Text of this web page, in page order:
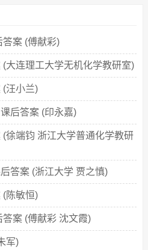
案 (傅献彩)
大连理工大学无机化学教研室)
(汪小兰)
后答案 (印永嘉)
徐端钧 浙江大学普通化学教研
答案 (浙江大学 贾之慎)
(陈敏恒)
案 (傅献彩 沈文霞)
军)